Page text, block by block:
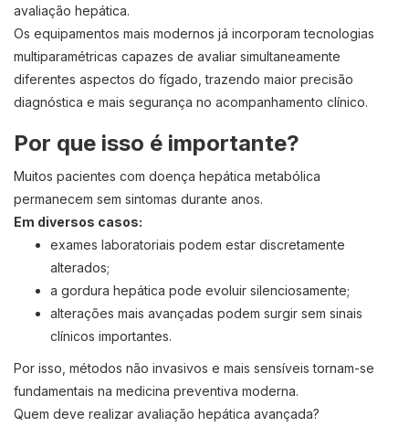
avaliação hepática.
Os equipamentos mais modernos já incorporam tecnologias
multiparamétricas capazes de avaliar simultaneamente
diferentes aspectos do fígado, trazendo maior precisão
diagnóstica e mais segurança no acompanhamento clínico.
Por que isso é importante?
Muitos pacientes com doença hepática metabólica
permanecem sem sintomas durante anos.
Em diversos casos:
exames laboratoriais podem estar discretamente
alterados;
a gordura hepática pode evoluir silenciosamente;
alterações mais avançadas podem surgir sem sinais
clínicos importantes.
Por isso, métodos não invasivos e mais sensíveis tornam-se
fundamentais na medicina preventiva moderna.
Quem deve realizar avaliação hepática avançada?